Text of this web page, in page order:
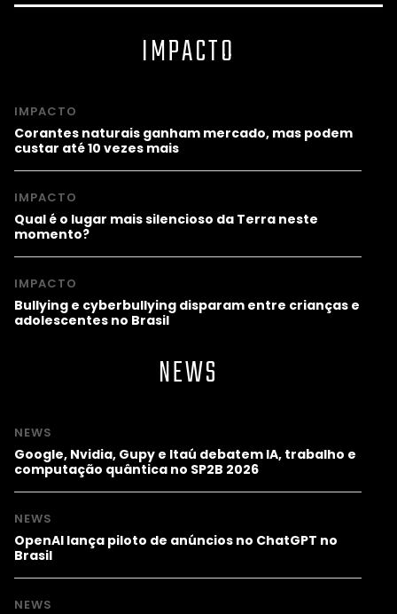
IMPACTO
IMPACTO
Corantes naturais ganham mercado, mas podem
custar até 10 vezes mais
IMPACTO
Qual é o lugar mais silencioso da Terra neste
momento?
IMPACTO
Bullying e cyberbullying disparam entre crianças e
adolescentes no Brasil
NEWS
NEWS
Google, Nvidia, Gupy e Itaú debatem IA, trabalho e
computação quântica no SP2B 2026
NEWS
OpenAI lança piloto de anúncios no ChatGPT no
Brasil
NEWS